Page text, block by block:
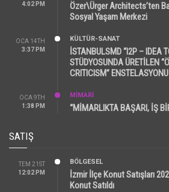
4:02 PM
Özer\Ürger Architects’ten
Sosyal Yaşam Merkezi
OCA 14TH
3:37 PM
KÜLTÜR-SANAT
İSTANBULSMD “I2P – IDEA
STÜDYOSUNDA ÜRETİLEN
CRITICISM”
OCA 9TH
1:38 PM
MİMARİ
“MİMARLIKTA BAŞARI, İŞ
SATIŞ
TEM 21ST
12:02 PM
BÖLGESEL
İzmir İlçe Konut Satışları
Konut Satıldı